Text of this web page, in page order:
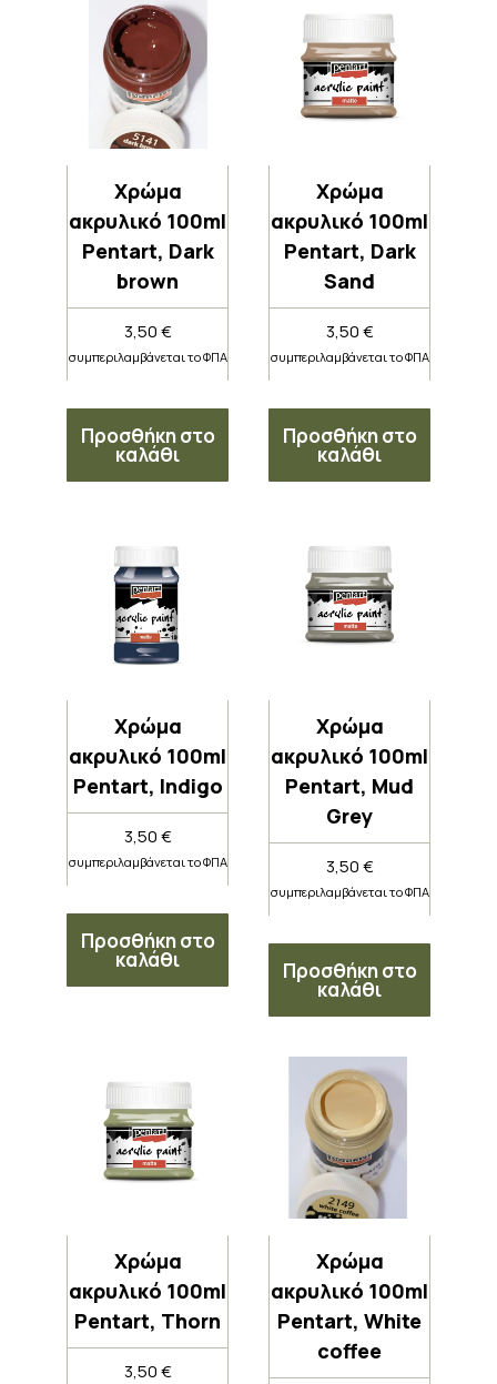
Χρώμα
ακρυλικό 100ml
Pentart, Dark
brown
3,50€
συμπεριλαμβάνεται το ΦΠΑ
Προσθήκη στο
καλάθι
Χρώμα
ακρυλικό 100ml
Pentart, Dark
Sand
3,50€
συμπεριλαμβάνεται το ΦΠΑ
Προσθήκη στο
καλάθι
Χρώμα
ακρυλικό 100ml
Pentart, Indigo
3,50€
συμπεριλαμβάνεται το ΦΠΑ
Προσθήκη στο
καλάθι
Χρώμα
ακρυλικό 100ml
Pentart, Mud
Grey
3,50€
συμπεριλαμβάνεται το ΦΠΑ
Προσθήκη στο
καλάθι
Χρώμα
ακρυλικό 100ml
Pentart, Thorn
3,50€
Χρώμα
ακρυλικό 100ml
Pentart, White
coffee